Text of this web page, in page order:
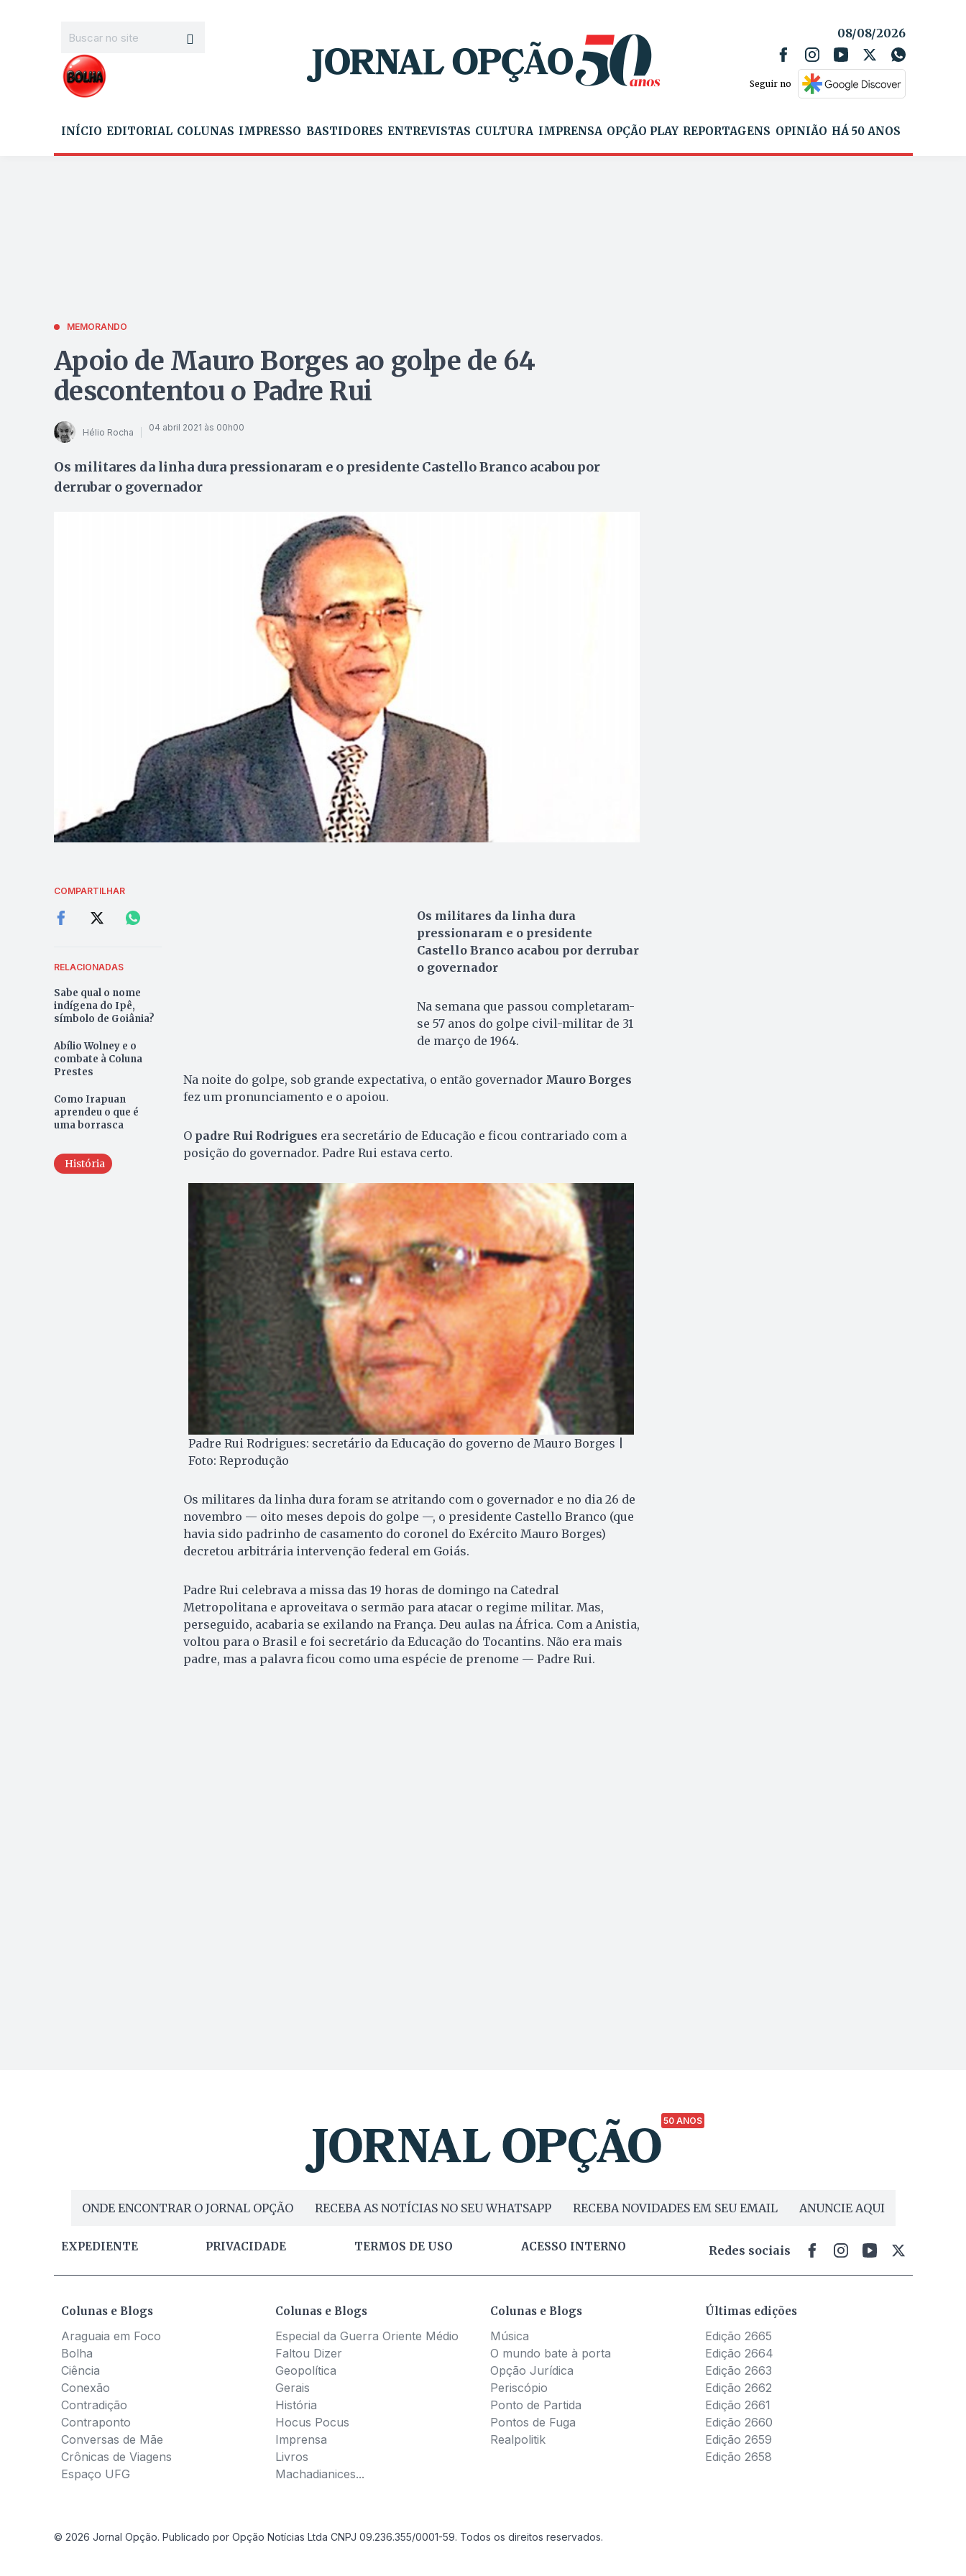
08/08/2026
Seguir no
INÍCIO EDITORIAL COLUNAS IMPRESSO BASTIDORES ENTREVISTAS CULTURA IMPRENSA OPÇÃO PLAY REPORTAGENS OPINIÃO HÁ 50 ANOS
MEMORANDO
Apoio de Mauro Borges ao golpe de 64
descontentou o Padre Rui
Hélio Rocha 04 abril 2021 às 00h00
Os militares da linha dura pressionaram e o presidente Castello Branco acabou por
derrubar o governador
COMPARTILHAR
RELACIONADAS
Sabe qual o nome
indígena do Ipê,
símbolo de Goiânia?
Abílio Wolney e o
combate à Coluna
Prestes
Como Irapuan
aprendeu o que é
uma borrasca
História
Os militares da linha dura
pressionaram e o presidente
Castello Branco acabou por derrubar
o governador
Na semana que passou completaram-
se 57 anos do golpe civil-militar de 31
de março de 1964.
Na noite do golpe, sob grande expectativa, o então governador Mauro Borges
fez um pronunciamento e o apoiou.
O padre Rui Rodrigues era secretário de Educação e ficou contrariado com a
posição do governador. Padre Rui estava certo.
Padre Rui Rodrigues: secretário da Educação do governo de Mauro Borges |
Foto: Reprodução
Os militares da linha dura foram se atritando com o governador e no dia 26 de
novembro — oito meses depois do golpe —, o presidente Castello Branco (que
havia sido padrinho de casamento do coronel do Exército Mauro Borges)
decretou arbitrária intervenção federal em Goiás.
Padre Rui celebrava a missa das 19 horas de domingo na Catedral
Metropolitana e aproveitava o sermão para atacar o regime militar. Mas,
perseguido, acabaria se exilando na França. Deu aulas na África. Com a Anistia,
voltou para o Brasil e foi secretário da Educação do Tocantins. Não era mais
padre, mas a palavra ficou como uma espécie de prenome — Padre Rui.
50 ANOS
ONDE ENCONTRAR O JORNAL OPÇÃO RECEBA AS NOTÍCIAS NO SEU WHATSAPP RECEBA NOVIDADES EM SEU EMAIL ANUNCIE AQUI
EXPEDIENTE PRIVACIDADE TERMOS DE USO ACESSO INTERNO Redes sociais
Colunas e Blogs
Araguaia em Foco
Bolha
Ciência
Conexão
Contradição
Contraponto
Conversas de Mãe
Crônicas de Viagens
Espaço UFG
Colunas e Blogs
Especial da Guerra Oriente Médio
Faltou Dizer
Geopolítica
Gerais
História
Hocus Pocus
Imprensa
Livros
Machadianices...
Colunas e Blogs
Música
O mundo bate à porta
Opção Jurídica
Periscópio
Ponto de Partida
Pontos de Fuga
Realpolitik
Últimas edições
Edição 2665
Edição 2664
Edição 2663
Edição 2662
Edição 2661
Edição 2660
Edição 2659
Edição 2658
© 2026 Jornal Opção. Publicado por Opção Notícias Ltda CNPJ 09.236.355/0001-59. Todos os direitos reservados.